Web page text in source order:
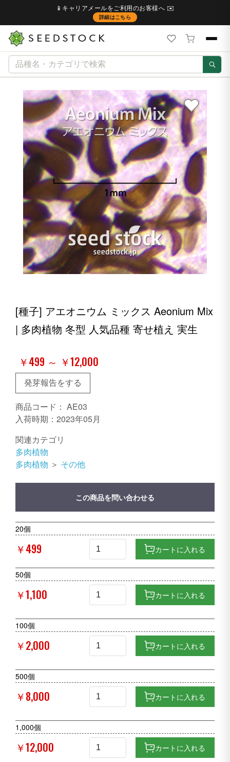
📱キャリアメールをご利用のお客様へ ✉️
詳細はこちら
[種子] アエオニウム ミックス Aeonium Mix
| 多肉植物 冬型 人気品種 寄せ植え 実生
￥499 ～ ￥12,000
発芽報告をする
商品コード： AE03
入荷時期：2023年05月
関連カテゴリ
多肉植物
多肉植物 ＞ その他
この商品を問い合わせる
20個
￥499 カートに入れる
50個
￥1,100 カートに入れる
100個
￥2,000 カートに入れる
500個
￥8,000 カートに入れる
1,000個
￥12,000 カートに入れる